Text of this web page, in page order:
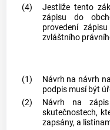
(4)
Jestliže tento
zápisu do
provedení
zvláštního
(1)
Návrh na návrh
podpis musí být
(2)
Návrh na
skutečnostech,
zapsány, a